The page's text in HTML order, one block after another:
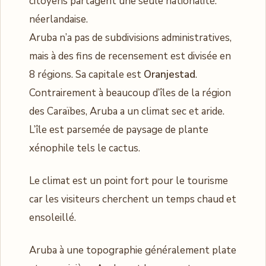
néerlandaise.
Aruba n’a pas de subdivisions administratives,
mais à des fins de recensement est divisée en
8 régions. Sa capitale est Oranjestad.
Contrairement à beaucoup d’îles de la région
des Caraïbes, Aruba a un climat sec et aride.
L’île est parsemée de paysage de plante
xénophile tels le cactus.
Le climat est un point fort pour le tourisme
car les visiteurs cherchent un temps chaud et
ensoleillé.
Aruba à une topographie généralement plate